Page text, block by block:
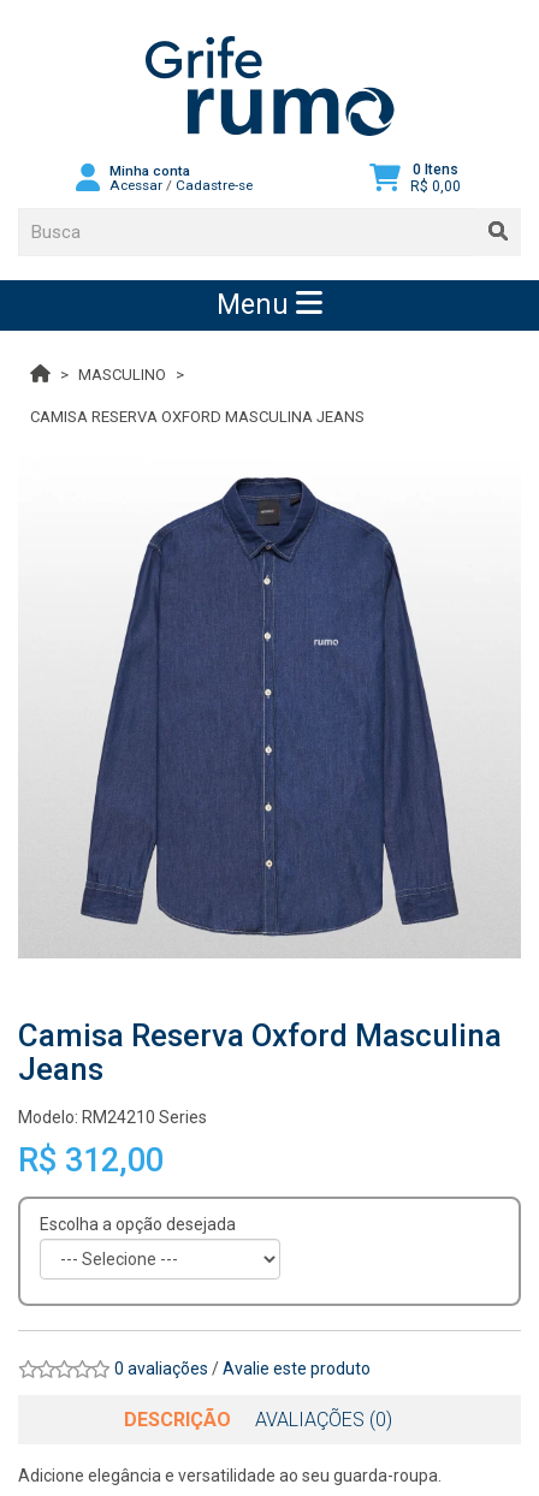
Minha conta
Acessar /Cadastre-se
0 Itens
R$ 0,00
Menu
MASCULINO
CAMISA RESERVA OXFORD MASCULINA JEANS
Camisa Reserva Oxford Masculina
Jeans
Modelo: RM24210 Series
R$ 312,00
Escolha a opção desejada
0 avaliações /Avalie este produto
DESCRIÇÃO AVALIAÇÕES (0)
Adicione elegância e versatilidade ao seu guarda-roupa.